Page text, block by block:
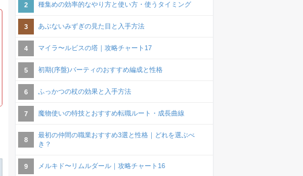
種集めの効率的なやり方と使い方・使うタイミング
あぶないみずぎの見た目と入手方法
マイラ〜ルビスの塔｜攻略チャート17
初期(序盤)パーティのおすすめ編成と性格
ふっかつの杖の効果と入手方法
魔物使いの特技とおすすめ転職ルート・成長曲線
最初の仲間の職業おすすめ3選と性格｜どれを選ぶべ
き？
メルキド〜リムルダール｜攻略チャート16